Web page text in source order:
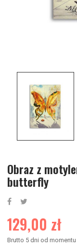
Obraz z
butterfly
129,00 zł
Brutto 5 dni od momentu